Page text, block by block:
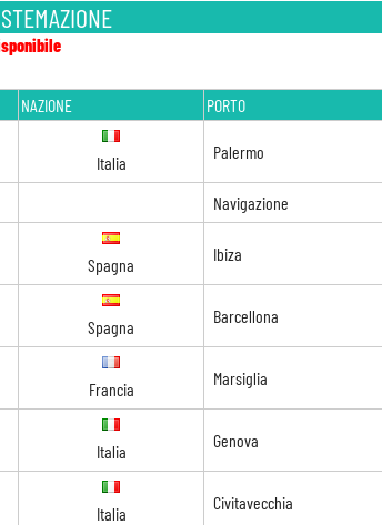
NAZIONE PORTO
Italia
Palermo
Navigazione
Spagna
Ibiza
Spagna
Barcellona
Francia
Marsiglia
Italia
Genova
Italia
Civitavecchia